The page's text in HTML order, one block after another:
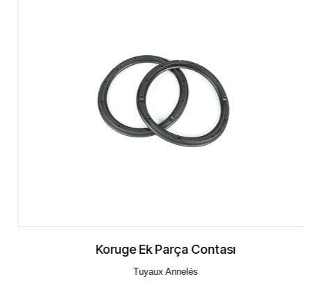
Koruge Ek Parça Contası
Tuyaux Annelés